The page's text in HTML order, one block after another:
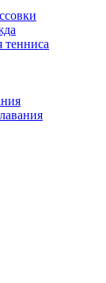
тенниса